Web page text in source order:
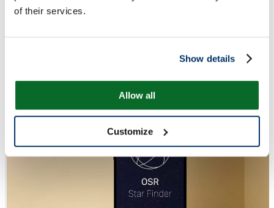
of their services.
Show details
Allow all
Customize